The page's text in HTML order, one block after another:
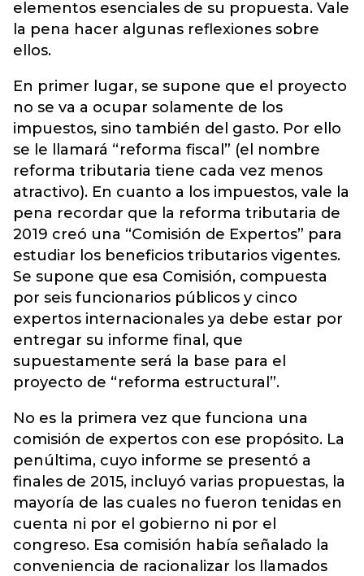
elementos esenciales de su propuesta. Vale
la pena hacer algunas reflexiones sobre
ellos.
En primer lugar, se supone que el proyecto
no se va a ocupar solamente de los
impuestos, sino también del gasto. Por ello
se le llamará “reforma fiscal” (el nombre
reforma tributaria tiene cada vez menos
atractivo). En cuanto a los impuestos, vale la
pena recordar que la reforma tributaria de
2019 creó una “Comisión de Expertos” para
estudiar los beneficios tributarios vigentes.
Se supone que esa Comisión, compuesta
por seis funcionarios públicos y cinco
expertos internacionales ya debe estar por
entregar su informe final, que
supuestamente será la base para el
proyecto de “reforma estructural”.
No es la primera vez que funciona una
comisión de expertos con ese propósito. La
penúltima, cuyo informe se presentó a
finales de 2015, incluyó varias propuestas, la
mayoría de las cuales no fueron tenidas en
cuenta ni por el gobierno ni por el
congreso. Esa comisión había señalado la
conveniencia de racionalizar los llamados